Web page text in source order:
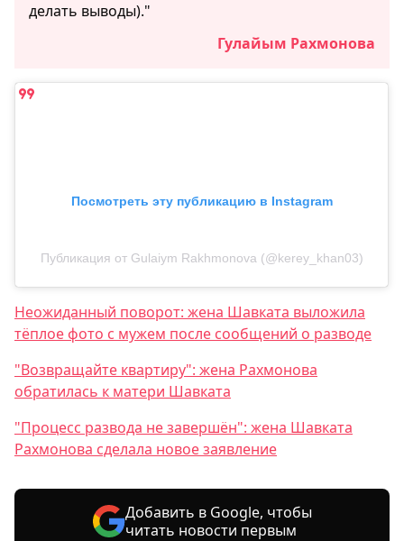
делать выводы)."
Гулайым Рахмонова
Посмотреть эту публикацию в Instagram
Публикация от Gulaiym Rakhmonova (@kerey_khan03)
Неожиданный поворот: жена Шавката выложила
тёплое фото с мужем после сообщений о разводе
"Возвращайте квартиру": жена Рахмонова
обратилась к матери Шавката
"Процесс развода не завершён": жена Шавката
Рахмонова сделала новое заявление
Добавить в Google, чтобы
читать новости первым